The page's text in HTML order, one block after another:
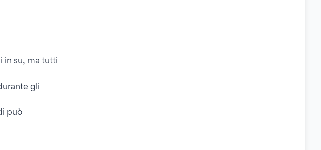
in su, ma tutti
gli
può